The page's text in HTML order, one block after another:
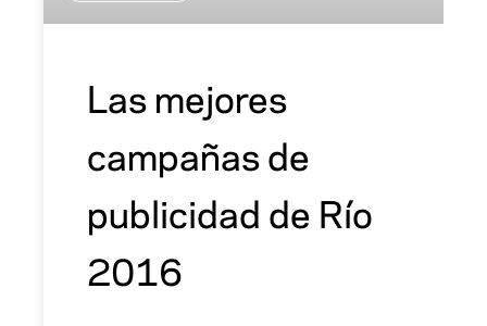
Las mejores
campañas de
publicidad de Río
2016